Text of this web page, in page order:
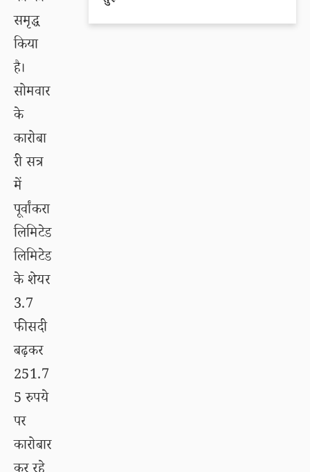
समृद्ध
किया
है।
सोमवार
के
कारोबा
री सत्र
में
पूर्वांकरा
लिमिटेड
लिमिटेड
के शेयर
3.7
फीसदी
बढ़कर
251.7
5 रुपये
पर
कारोबार